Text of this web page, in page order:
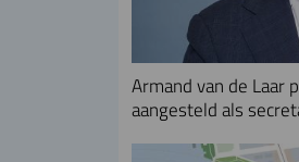
Armand van de Laar
aangesteld als